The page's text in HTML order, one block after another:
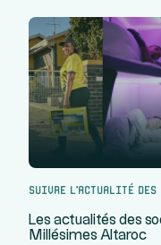
Suivre l’actualité
Les actualités des
Millésimes Altaroc